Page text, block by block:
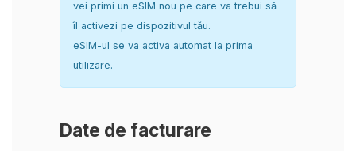
vei primi un eSIM nou pe care va trebui să
îl activezi pe dispozitivul tău.
eSIM-ul se va activa automat la prima
utilizare.
Date de facturare